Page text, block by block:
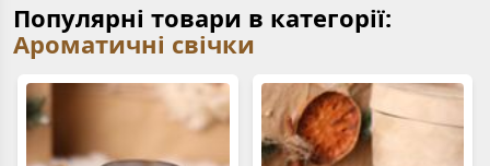
Популярні товари в категорії:
Ароматичні свічки